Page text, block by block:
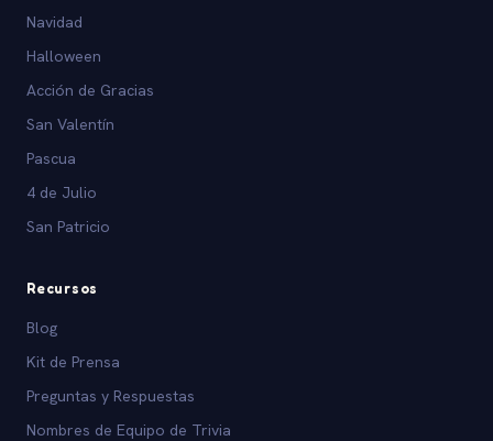
Navidad
Halloween
Acción de Gracias
San Valentín
Pascua
4 de Julio
San Patricio
Recursos
Blog
Kit de Prensa
Preguntas y Respuestas
Nombres de Equipo de Trivia